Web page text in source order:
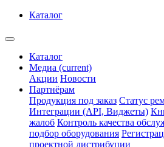
Каталог
Каталог
Медиа (current)
Акции Новости
Партнёрам
Продукция под заказ Статус
Интеграции (API, Виджеты)
жалоб Контроль качества
подбор оборудования
проектной дистрибуции